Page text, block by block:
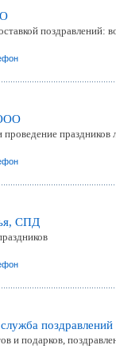
поздравлений:
проведение
СПД
и подарков,